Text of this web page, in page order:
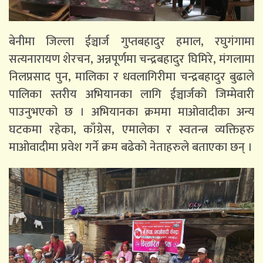
बेनीमा जिल्ला ईञ्चार्ज गुप्तबहादुर हमाल, रघुगंगामा
सत्यनारायण शेरचन, अन्नपूर्णमा चन्द्रबहादुर घिमिरे, मंगलामा
निलप्रसाद पुन, मालिका र धवलागिरीमा चन्द्रबहादुर बुढाले
पालिका स्तरीय अभियानका लागि ईञ्चार्जको जिम्मेवारी
पाउनुभएको छ । अभियानका क्रममा माओवादीका अन्य
घटकमा रहेका, काँग्रेस, एमालेका र स्वतन्त्र व्यक्तिहरु
माओवादीमा प्रवेश गर्ने क्रम बढेको नेताहरुले बताएका छन् ।